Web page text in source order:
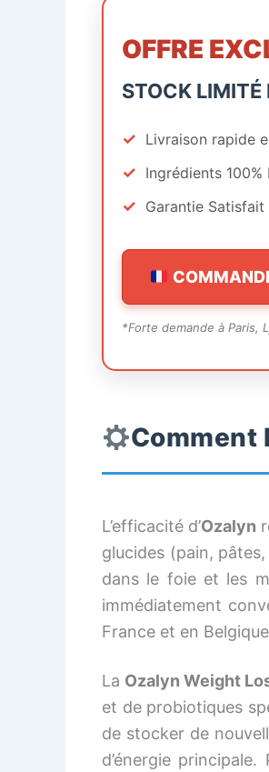
OFFRE
STOCK LIMITÉ
✓ Livraison rapide
✓ Ingrédients 100%
✓ Garantie Satisfait
*Forte demande à Paris,
Comment
L’efficacité d’Ozalyn
glucides (pain,
dans le foie et les
immédiatement
France et en
La Ozalyn Weight
et de probiotiques
de stocker de
d’énergie